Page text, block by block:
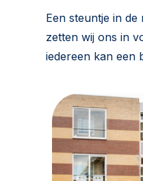
Een steuntje in
zetten wij ons in
iedereen kan een